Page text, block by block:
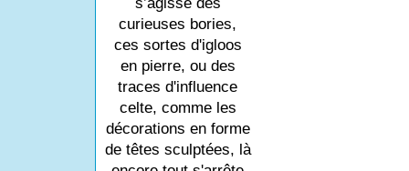
curieuses bories,
ces sortes d'igloos
en pierre, ou des
traces d'influence
celte, comme les
décorations en forme
de têtes sculptées, là